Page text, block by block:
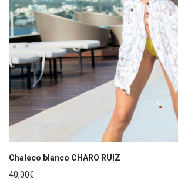
Chaleco blanco CHARO RUIZ
40,00€